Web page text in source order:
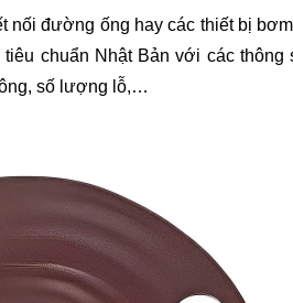
nối đường ống hay các thiết bị
chuẩn Nhật Bản với các thông
số lượng lỗ,…